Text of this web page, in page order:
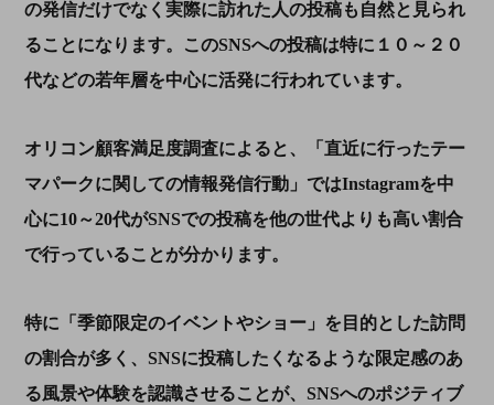
の発信だけでなく実際に訪れた人の投稿も自然と見られ
ることになります。このSNSへの投稿は特に１０～２０
代などの若年層を中心に活発に行われています。
オリコン顧客満足度調査によると、「直近に行ったテー
マパークに関しての情報発信行動」ではInstagramを中
心に10～20代がSNSでの投稿を他の世代よりも高い割合
で行っていることが分かります。
特に「季節限定のイベントやショー」を目的とした訪問
の割合が多く、 SNSに投稿したくなるような限定感のあ
る風景や体験を認識させることが、 SNSへのポジティブ